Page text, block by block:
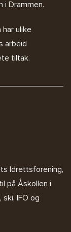
i Drammen.
har ulike
arbeid
tiltak.
Idrettsforening,
på Åskollen i
IFO og